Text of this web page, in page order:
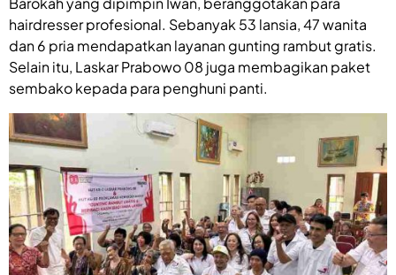
hairdresser profesional. Sebanyak 53 lansia, 47 wanita
dan 6 pria mendapatkan layanan gunting rambut gratis.
Selain itu, Laskar Prabowo 08 juga membagikan paket
sembako kepada para penghuni panti.